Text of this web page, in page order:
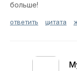
больше!
ответить цитата